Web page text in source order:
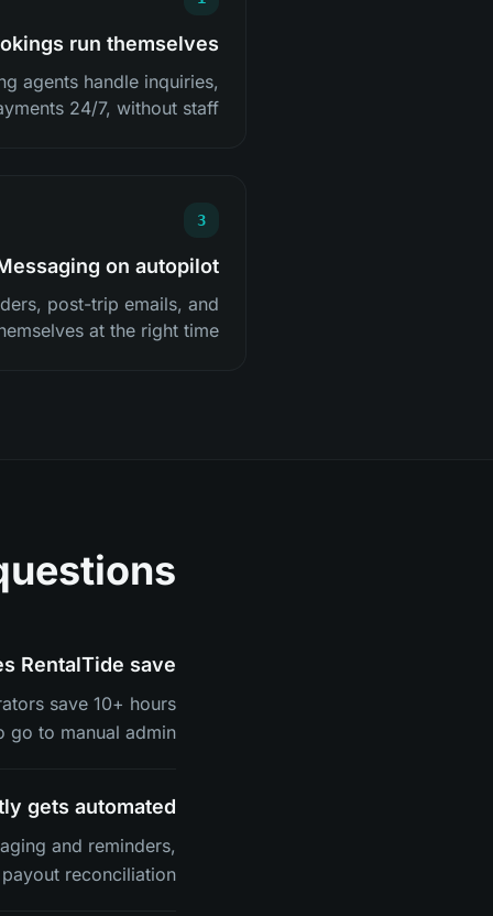
run themselves
agents handle inquiries,
24/7, without staff.
3
on autopilot
post-trip emails, and
at the right time.
RentalTide save?
save 10+ hours
to manual admin.
gets automated?
and reminders,
reconciliation.